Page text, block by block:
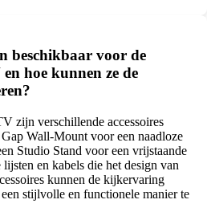
beschikbaar voor de
hoe kunnen ze de
zijn verschillende accessoires
Wall-Mount voor een naadloze
Studio Stand voor een vrijstaande
en kabels die het design van
kunnen de kijkervaring
stijlvolle en functionele manier te